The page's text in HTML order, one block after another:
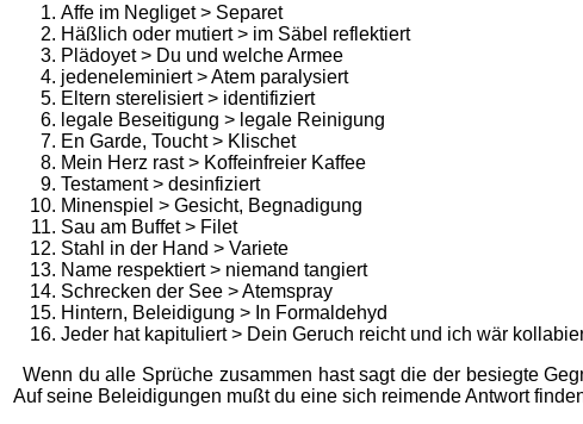
Affe im Negliget > Separet
Häßlich oder mutiert > im Säbel reflektiert
Plädoyet > Du und welche Armee
jedeneleminiert > Atem paralysiert
Eltern sterelisiert > identifiziert
legale Beseitigung > legale Reinigung
En Garde, Toucht > Klischet
Mein Herz rast > Koffeinfreier Kaffee
Testament > desinfiziert
Minenspiel > Gesicht, Begnadigung
Sau am Buffet > Filet
Stahl in der Hand > Variete
Name respektiert > niemand tangiert
Schrecken der See > Atemspray
Hintern, Beleidigung > In Formaldehyd
Jeder hat kapituliert > Dein Geruch reicht und ich wär
Wenn du alle Sprüche zusammen hast sagt die der besiegte
Auf seine Beleidigungen mußt du eine sich reimende Antwort